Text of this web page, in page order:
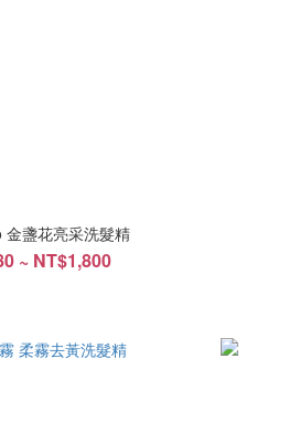
金盞花亮采洗髮精
~ NT$1,800